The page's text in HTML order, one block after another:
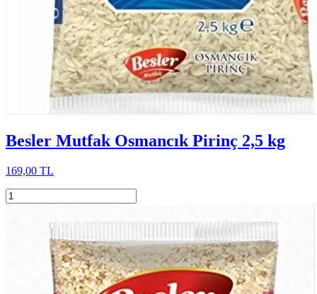
Besler Mutfak Osmancık Pirinç 2,5 kg
169,00 TL